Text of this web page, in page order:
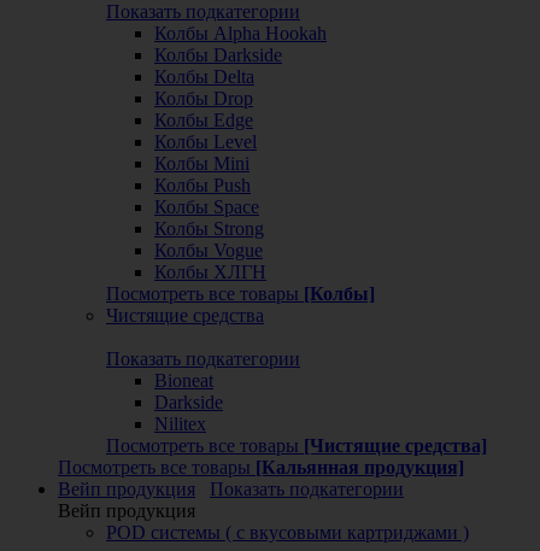
Показать подкатегории
Колбы Alpha Hookah
Колбы Darkside
Колбы Delta
Колбы Drop
Колбы Edge
Колбы Level
Колбы Mini
Колбы Push
Колбы Space
Колбы Strong
Колбы Vogue
Колбы ХЛГН
Посмотреть все товары [Колбы]
Чистящие средства
Показать подкатегории
Bioneat
Darkside
Nilitex
Посмотреть все товары [Чистящие средства]
Посмотреть все товары [Кальянная продукция]
Вейп продукция
Показать подкатегории
Вейп продукция
POD системы ( с вкусовыми картриджами )